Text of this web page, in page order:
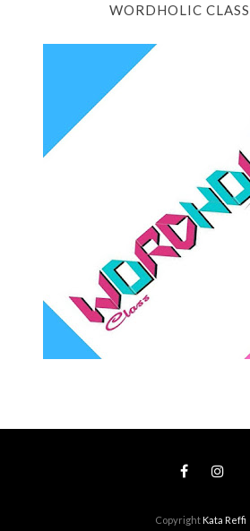
WORDHOLIC
Copyright Kata Reffi